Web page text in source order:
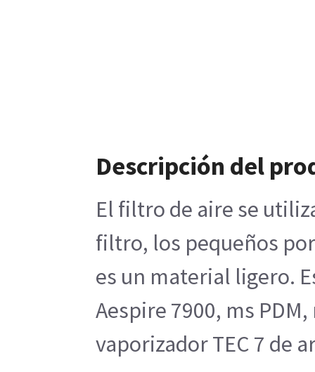
Descripción del
El filtro de aire se
filtro, los pequeños
es un material ligero.
Aespire 7900, ms
vaporizador TEC 7 de